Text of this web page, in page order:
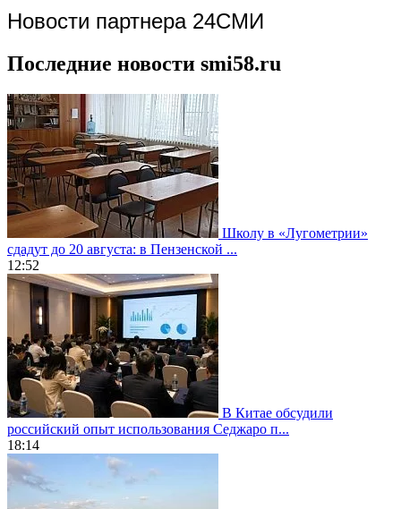
Новости партнера 24СМИ
Последние новости smi58.ru
Школу в «Лугометрии»
сдадут до 20 августа: в Пензенской ...
12:52
В Китае обсудили
российский опыт использования Седжаро п...
18:14